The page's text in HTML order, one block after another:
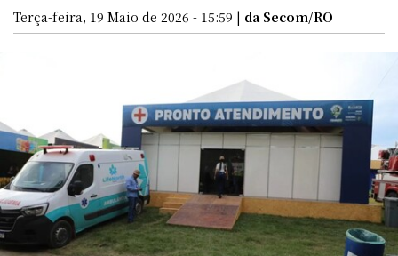
Terça-feira, 19 Maio de 2026 - 15:59 | da Secom/RO